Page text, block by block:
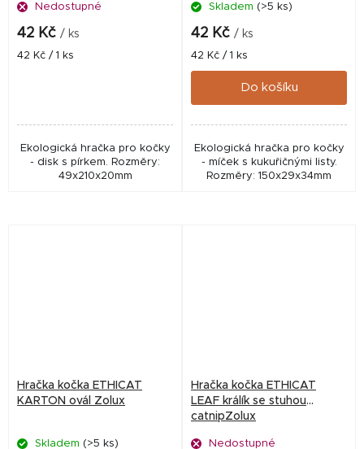
Nedostupné
42 Kč / ks
Měrná
42 Kč / 1 ks
Ekologická hračka pro kočky
- disk s pírkem. Rozměry:
49x210x20mm
Skladem (>5 ks)
42 Kč / ks
Měrná
cena:
42 Kč / 1 ks
Do košíku
Ekologická hračka pro kočky
- míček s kukuřičnými listy.
Rozměry: 150x29x34mm
Hračka kočka ETHICAT
KARTON ovál Zolux
Skladem (>5 ks)
Hračka kočka ETHICAT
LEAF králík se stuhou
catnipZolux
Nedostupné